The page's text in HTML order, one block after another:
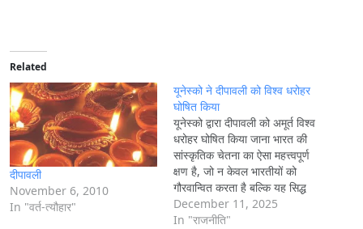
d
i
n
g
…
Related
दीपावली
November 6, 2010
In "वर्त-त्यौहार"
यूनेस्को ने दीपावली को विश्व धरोहर
घोषित किया
यूनेस्को द्वारा दीपावली को अमूर्त विश्व
धरोहर घोषित किया जाना भारत की
सांस्कृतिक चेतना का ऐसा महत्त्वपूर्ण
क्षण है, जो न केवल भारतीयों को
गौरवान्वित करता है बल्कि यह सिद्ध
करता है कि भारतीय सभ्यता की आत्मा
आज भी मानवता का मार्गदर्शन करने
December 11, 2025
In "राजनीति"